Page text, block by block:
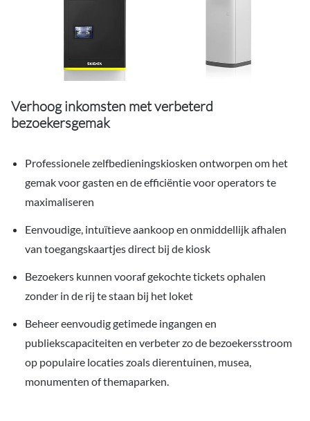
Verhoog inkomsten met verbeterd
bezoekersgemak
Professionele zelfbedieningskiosken ontworpen om het
gemak voor gasten en de efficiëntie voor operators te
maximaliseren
Eenvoudige, intuïtieve aankoop en onmiddellijk afhalen
van toegangskaartjes direct bij de kiosk
Bezoekers kunnen vooraf gekochte tickets ophalen
zonder in de rij te staan bij het loket
Beheer eenvoudig getimede ingangen en
publiekscapaciteiten en verbeter zo de bezoekersstroom
op populaire locaties zoals dierentuinen, musea,
monumenten of themaparken.